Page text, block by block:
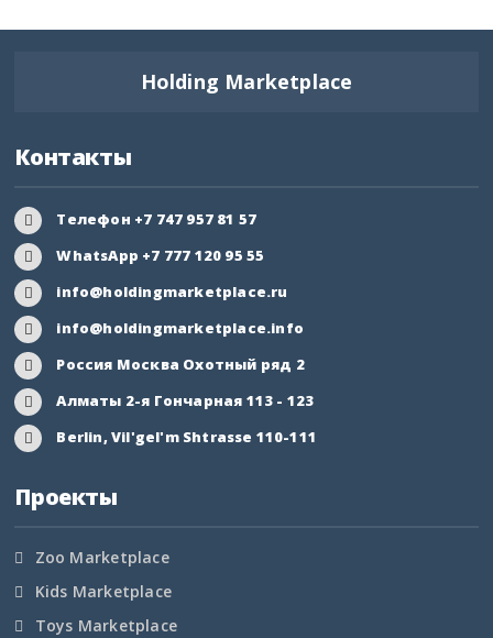
Ингушетия
Иркутская область
Кабардино-Балкария
Калининградская
область
Калмыкия
Камчатский край
Карачаево-Черкесия
Holding Marketplace
Контакты
Телефон +7 747 957 81 57
WhatsApp +7 777 120 95 55
info@holdingmarketplace.ru
info@holdingmarketplace.info
Россия Москва Охотный ряд 2
Алматы 2-я Гончарная 113 - 123
Berlin, Vil'gel'm Shtrasse 110-111
Проекты
Zoo Marketplace
Kids Marketplace
Toys Marketplace